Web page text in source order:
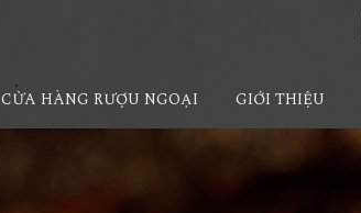
CỬA HÀNG RƯỢU NGOẠI GIỚI THIỆU